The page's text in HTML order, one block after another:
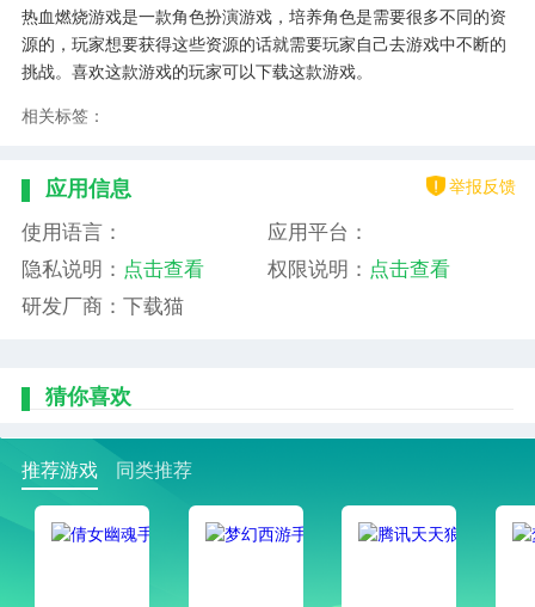
热血燃烧游戏是一款角色扮演游戏，培养角色是需要很多不同的资
源的，玩家想要获得这些资源的话就需要玩家自己去游戏中不断的
挑战。喜欢这款游戏的玩家可以下载这款游戏。
相关标签：
应用信息 举报反馈
使用语言：
应用平台：
隐私说明： 点击查看 权限说明： 点击查看
研发厂商：下载猫
猜你喜欢
推荐游戏 同类推荐